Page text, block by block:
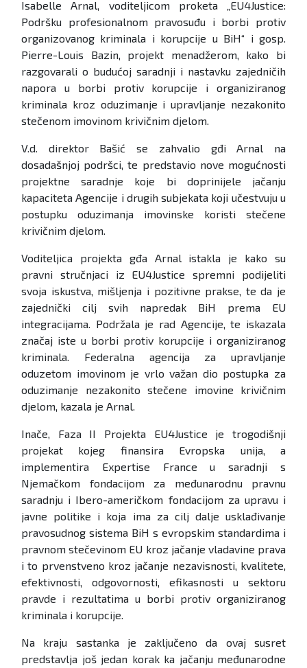
Isabelle Arnal, voditeljicom proketa „EU4Justice:
Podršku profesionalnom pravosuđu i borbi protiv
organizovanog kriminala i korupcije u BiH“ i gosp.
Pierre-Louis Bazin, projekt menadžerom, kako bi
razgovarali o budućoj saradnji i nastavku zajedničih
napora u borbi protiv korupcije i organiziranog
kriminala kroz oduzimanje i upravljanje nezakonito
stečenom imovinom krivičnim djelom.
V.d. direktor Bašić se zahvalio gđi Arnal na
dosadašnjoj podršci, te predstavio nove mogućnosti
projektne saradnje koje bi doprinijele jačanju
kapaciteta Agencije i drugih subjekata koji učestvuju u
postupku oduzimanja imovinske koristi stečene
krivičnim djelom.
Voditeljica projekta gđa Arnal istakla je kako su
pravni stručnjaci iz EU4Justice spremni podijeliti
svoja iskustva, mišljenja i pozitivne prakse, te da je
zajednički cilj svih napredak BiH prema EU
integracijama. Podržala je rad Agencije, te iskazala
značaj iste u borbi protiv korupcije i organiziranog
kriminala. Federalna agencija za upravljanje
oduzetom imovinom je vrlo važan dio postupka za
oduzimanje nezakonito stečene imovine krivičnim
djelom, kazala je Arnal.
Inače, Faza II Projekta EU4Justice je trogodišnji
projekat kojeg finansira Evropska unija, a
implementira Expertise France u saradnji s
Njemačkom fondacijom za međunarodnu pravnu
saradnju i Ibero-američkom fondacijom za upravu i
javne politike i koja ima za cilj dalje usklađivanje
pravosudnog sistema BiH s evropskim standardima i
pravnom stečevinom EU kroz jačanje vladavine prava
i to prvenstveno kroz jačanje nezavisnosti, kvalitete,
efektivnosti, odgovornosti, efikasnosti u sektoru
pravde i rezultatima u borbi protiv organiziranog
kriminala i korupcije.
Na kraju sastanka je zaključeno da ovaj susret
predstavlja još jedan korak ka jačanju međunarodne